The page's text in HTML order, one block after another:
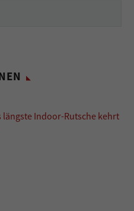
längste Indoor-Rutsche kehrt